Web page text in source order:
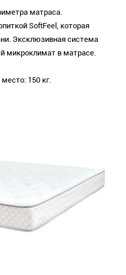
матраса.
SoftFeel, которая
Эксклюзивная система
микроклимат в матрасе.
150 кг.